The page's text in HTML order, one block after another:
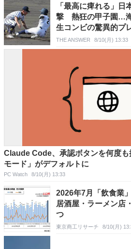
「最高に痺れる」日
撃 熱狂の甲子園…
生コンビの驚異的プ
THE ANSWER 8/10(月) 13:33
Claude Code、承認ボタンを何度
モード」がデフォルトに
PC Watch 8/10(月) 13:33
2026年7月「飲食
居酒屋・ラーメン店
つ
東京商工リサーチ 8/10(月)